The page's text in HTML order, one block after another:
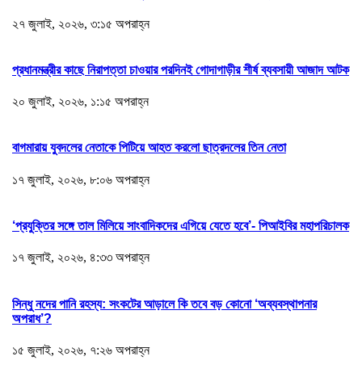
২৭ জুলাই, ২০২৬, ৩:১৫ অপরাহ্ন
প্রধানমন্ত্রীর কাছে নিরাপত্তা চাওয়ার পরদিনই গোদাগাড়ীর শীর্ষ ব্যবসায়ী আজাদ আটক
২০ জুলাই, ২০২৬, ১:১৫ অপরাহ্ন
বাগমারায় যুবদলের নেতাকে পিটিয়ে আহত করলো ছাত্রদলের তিন নেতা
১৭ জুলাই, ২০২৬, ৮:০৬ অপরাহ্ন
‘প্রযুক্তির সঙ্গে তাল মিলিয়ে সাংবাদিকদের এগিয়ে যেতে হবে’- পিআইবির মহাপরিচালক
১৭ জুলাই, ২০২৬, ৪:৩৩ অপরাহ্ন
সিন্ধু নদের পানি রহস্য: সংকটের আড়ালে কি তবে বড় কোনো ‘অব্যবস্থাপনার
অপরাধ’?
১৫ জুলাই, ২০২৬, ৭:২৬ অপরাহ্ন